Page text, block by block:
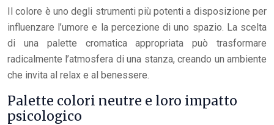
Il colore è uno degli strumenti più potenti a disposizione per
influenzare l’umore e la percezione di uno spazio. La scelta
di una palette cromatica appropriata può trasformare
radicalmente l’atmosfera di una stanza, creando un ambiente
che invita al relax e al benessere.
Palette colori neutre e loro impatto
psicologico